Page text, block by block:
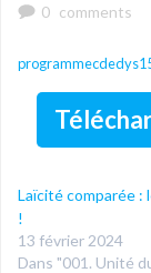
0 comments
Laïcité comparée :
!
13 février 2024
Dans "001. Unité